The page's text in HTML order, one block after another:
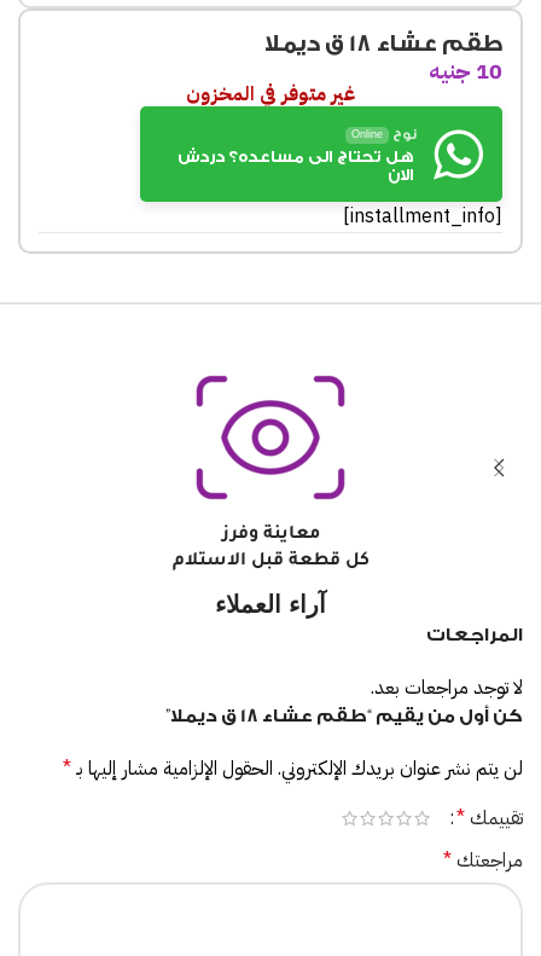
طقم عشاء 18 ق ديملا
10 جنيه
غير متوفر في المخزون
نوح Online
هل تحتاج الى مساعده؟ دردش
الان
[installment_info]
معاينة وفرز
كل قطعة قبل الاستلام
آراء العملاء
المراجعات
لا توجد مراجعات بعد.
كن أول من يقيم “طقم عشاء 18 ق ديملا”
لن يتم نشر عنوان بريدك الإلكتروني. الحقول الإلزامية مشار إليها بـ*
تقييمك*
مراجعتك*